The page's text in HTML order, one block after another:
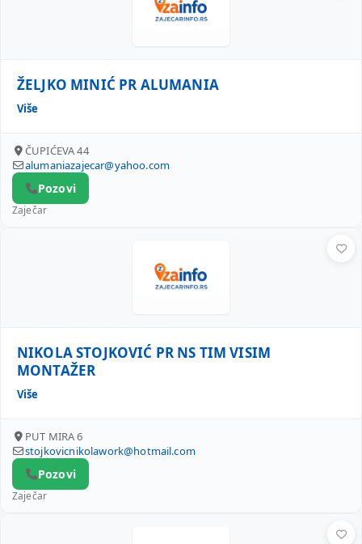
ŽELJKO MINIĆ PR ALUMANIA
Više
ČUPIĆEVA 44
alumaniazajecar@yahoo.com
Pozovi
Zaječar
NIKOLA STOJKOVIĆ PR NS TIM VISIM
MONTAŽER
Više
PUT MIRA 6
stojkovicnikolawork@hotmail.com
Pozovi
Zaječar